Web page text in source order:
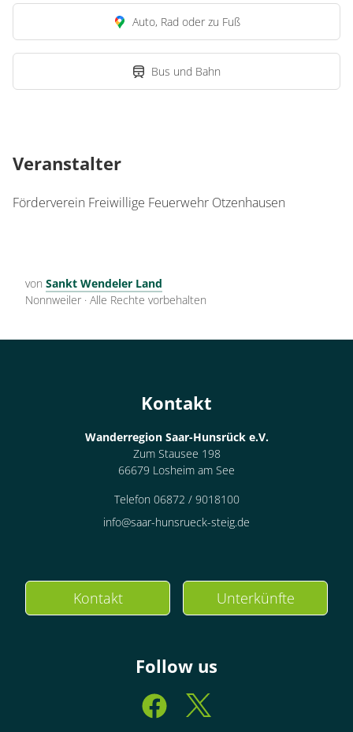
Auto, Rad oder zu Fuß
Bus und Bahn
Veranstalter
Förderverein Freiwillige Feuerwehr Otzenhausen
von Sankt Wendeler Land
Nonnweiler · Alle Rechte vorbehalten
Kontakt
Wanderregion Saar-Hunsrück e.V.
Zum Stausee 198
66679 Losheim am See
Telefon 06872 / 9018100
info@saar-hunsrueck-steig.de
Kontakt Unterkünfte
Follow us